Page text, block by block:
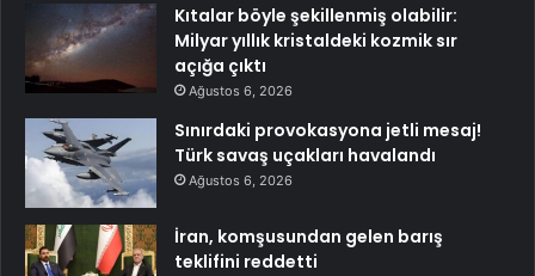
Kıtalar böyle şekillenmiş olabilir:
Milyar yıllık kristaldeki kozmik sır
açığa çıktı
Ağustos 6, 2026
Sınırdaki provokasyona jetli mesaj!
Türk savaş uçakları havalandı
Ağustos 6, 2026
İran, komşusundan gelen barış
teklifini reddetti